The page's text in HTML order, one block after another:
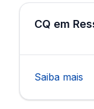
CQ em
Saiba mais